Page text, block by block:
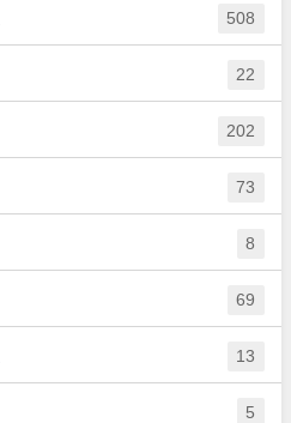
508
22
202
73
8
69
13
5